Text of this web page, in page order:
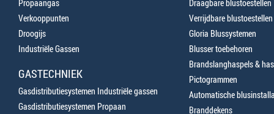
Propaangas
Verkooppunten
Droogijs
Industriële Gassen
GASTECHNIEK
Gasdistributiesystemen Industriële gassen
Gasdistributiesystemen Propaan
Draagbare blustoestellen
Verrijdbare blustoestellen
Gloria Blussystemen
Blusser toebehoren
Brandslanghaspels &
Pictogrammen
Automatische
Branddekens